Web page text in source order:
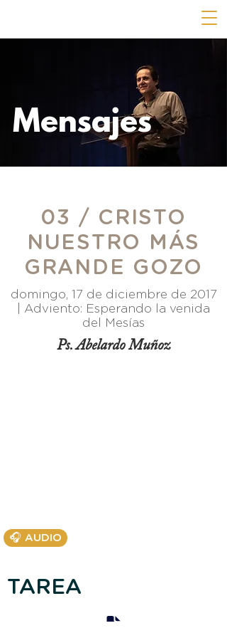
Mensajes
03 / CRISTO
NUESTRO MÁS
GRANDE GOZO
domingo, 17 de diciembre de 2017
Adviento: Esperando la venida
del Mesías
Ps. Abelardo Muñoz
🎧 AUDIO
TAREA